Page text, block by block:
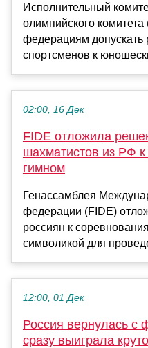
Исполнительный
олимпийского
федерациям допускать
спортсменов к
02:00, 16 Дек
FIDE отложила
шахматистов из РФ
гимном
Генассамблея
федерации (FIDE)
россиян к
символикой для
12:00, 01 Дек
Россия вернулась с
сразу выиграла